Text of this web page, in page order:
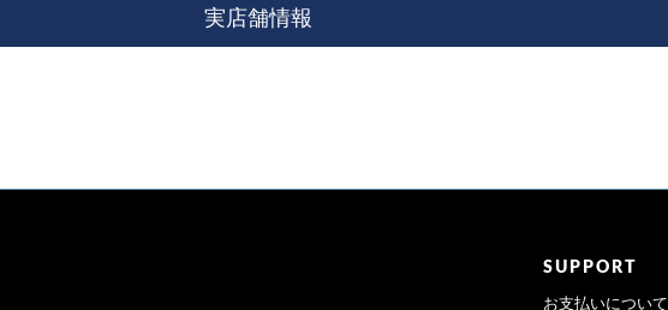
実店舗情報
SUPPORT
お支払いについて